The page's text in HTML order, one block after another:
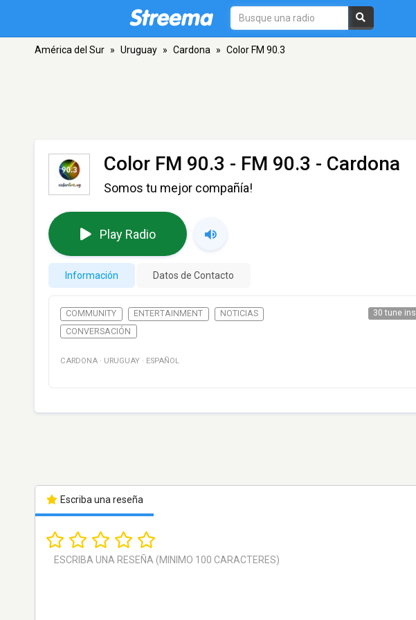
América del Sur » Uruguay » Cardona » Color FM 90.3
Color FM 90.3 - FM 90.3 - Cardona
Somos tu mejor compañía!
Play Radio
Información Datos de Contacto
COMMUNITY ENTERTAINMENT
NOTICIAS
CONVERSACIÓN
30 tune ins
CARDONA · URUGUAY · ESPAÑOL
Escriba una reseña